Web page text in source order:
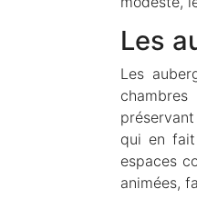
Les
Les
qui en fait
espaces
animées,